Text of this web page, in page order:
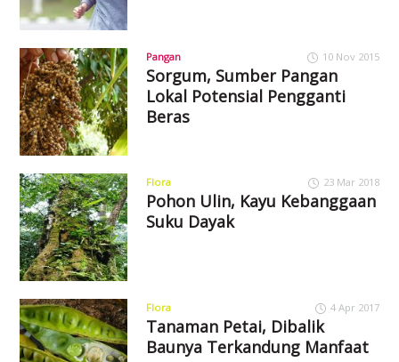
Pangan 10 Nov 2015
Sorgum, Sumber Pangan
Lokal Potensial Pengganti
Beras
Flora 23 Mar 2018
Pohon Ulin, Kayu Kebanggaan
Suku Dayak
Flora 4 Apr 2017
Tanaman Petai, Dibalik
Baunya Terkandung Manfaat